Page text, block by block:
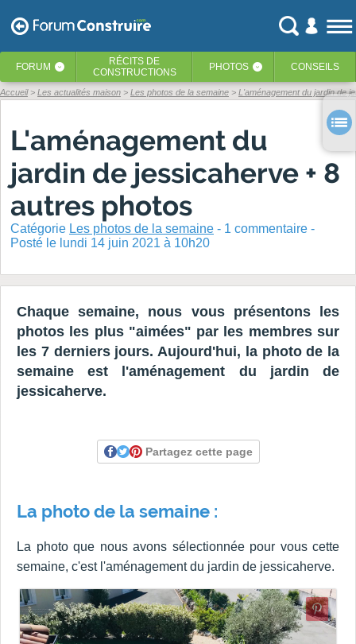
FORUM ‹ RÉCITS DE
CONSTRUCTIONS
PHOTOS ‹ CONSEILS
Accueil Les actualités maison Les photos de la semaine L'aménagement du jardin de
L'aménagement du
jardin de jessicaherve + 8
autres photos
Catégorie Les photos de la semaine - 1 commentaire -
Posté le lundi 14 juin 2021 à 10h20
Chaque semaine, nous vous présentons les
photos les plus "aimées" par les membres sur
les 7 derniers jours. Aujourd'hui, la photo de la
semaine est l'aménagement du jardin de
jessicaherve.
Partagez cette page
La photo de la semaine :
La photo que nous avons sélectionnée pour vous cette
semaine, c'est l'aménagement du jardin de jessicaherve.